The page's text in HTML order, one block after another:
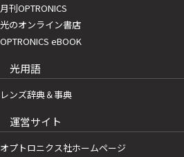
月刊OPTRONICS
光のオンライン書店
OPTRONICS eBOOK
光用語
レンズ辞典＆事典
運営サイト
オプトロニクス社ホームページ